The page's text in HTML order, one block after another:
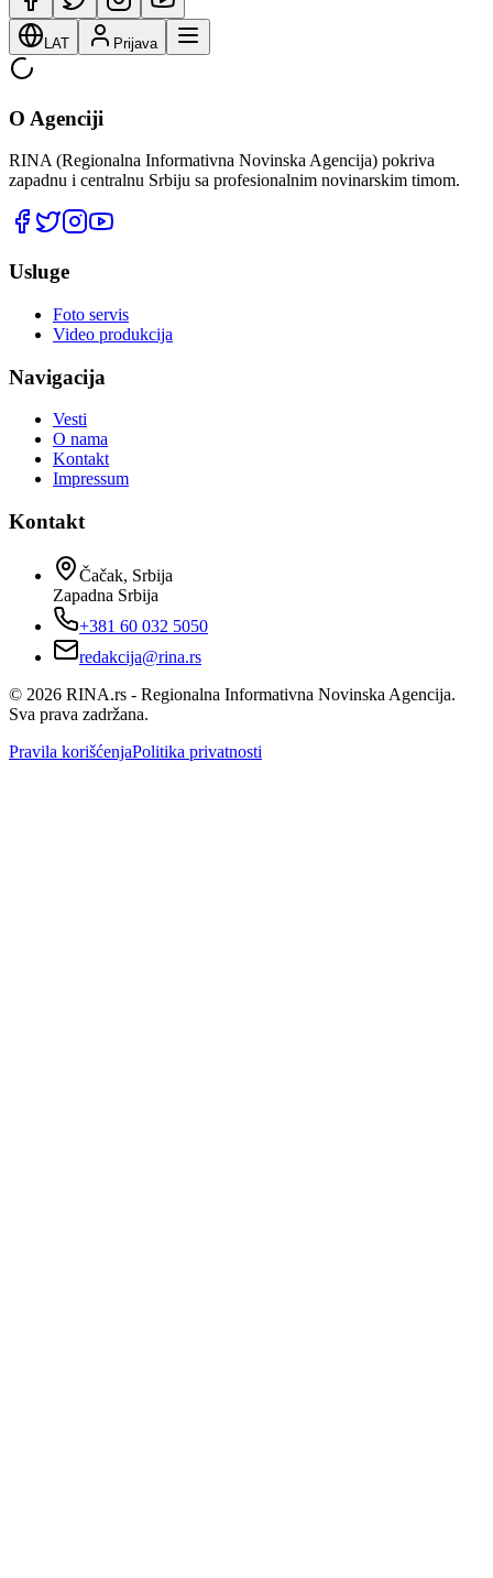
LAT Prijava
O Agenciji
RINA (Regionalna Informativna Novinska Agencija) pokriva
zapadnu i centralnu Srbiju sa profesionalnim novinarskim timom.
Usluge
Foto servis
Video produkcija
Navigacija
Vesti
O nama
Kontakt
Impressum
Kontakt
Čačak, Srbija
Zapadna Srbija
+381 60 032 5050
redakcija@rina.rs
© 2026 RINA.rs - Regionalna Informativna Novinska Agencija.
Sva prava zadržana.
Pravila korišćenjaPolitika privatnosti